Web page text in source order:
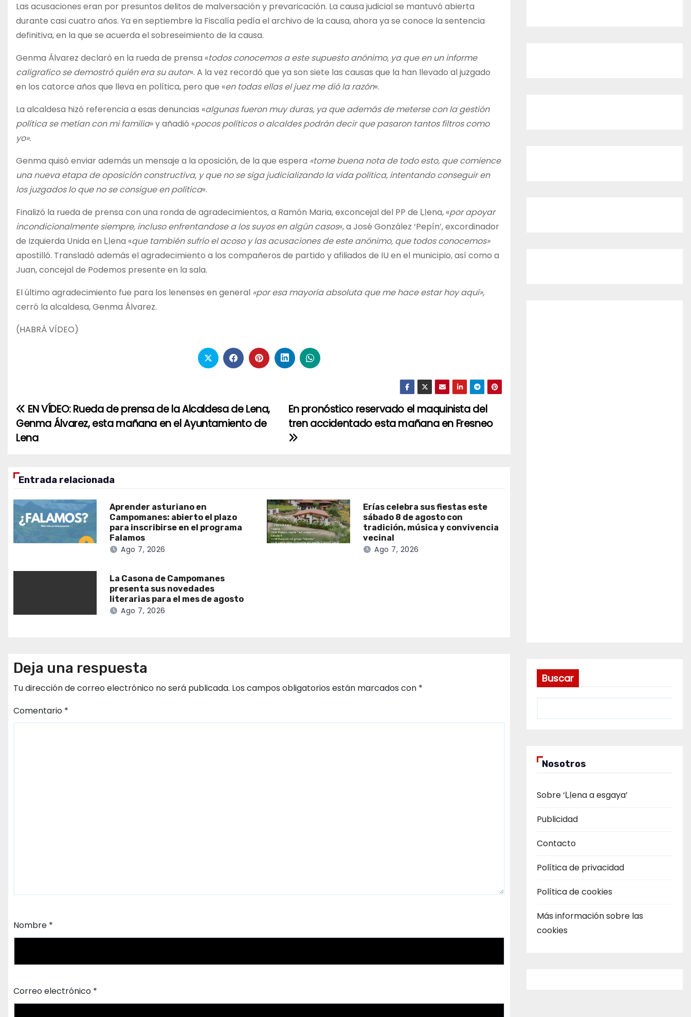
Las acusaciones eran por presuntos delitos de malversación y prevaricación. La causa judicial se mantuvó abierta
durante casi cuatro años. Ya en septiembre la Fiscalía pedía el archivo de la causa, ahora ya se conoce la sentencia
definitiva, en la que se acuerda el sobreseimiento de la causa.
Genma Álvarez declaró en la rueda de prensa «todos conocemos a este supuesto anónimo, ya que en un informe
caligrafico se demostró quién era su autor«. A la vez recordó que ya son siete las causas que la han llevado al juzgado
en los catorce años que lleva en política, pero que «en todas ellas el juez me dió la razón«.
La alcaldesa hizó referencia a esas denuncias «algunas fueron muy duras, ya que además de meterse con la gestión
política se metían con mi familia» y añadió «pocos políticos o alcaldes podrán decir que pasaron tantos filtros como
yo».
Genma quisó enviar además un mensaje a la oposición, de la que espera «tome buena nota de todo esto, que comience
una nueva etapa de oposición constructiva, y que no se siga judicializando la vida política, intentando conseguir en
los juzgados lo que no se consigue en política«.
Finalizó la rueda de prensa con una ronda de agradecimientos, a Ramón Maria, exconcejal del PP de Ḷḷena, «por apoyar
incondicionalmente siempre, incluso enfrentandose a los suyos en algún casos«, a José González ‘Pepín’, excordinador
de Izquierda Unida en Ḷḷena «que también sufrío el acoso y las acusaciones de este anónimo, que todos conocemos»
apostilló. Transladó además el agradecimiento a los compañeros de partido y afiliados de IU en el municipio, así como a
Juan, concejal de Podemos presente en la sala.
El último agradecimiento fue para los lenenses en general «por esa mayoría absoluta que me hace estar hoy aquí»,
cerró la alcaldesa, Genma Álvarez.
(HABRÁ VÍDEO)
Navegación
de
En pronóstico reservado el maquinista del
tren accidentado esta mañana en Fresneo
EN VÍDEO: Rueda de prensa de la Alcaldesa de Lena,
Genma Álvarez, esta mañana en el Ayuntamiento de
Lena
Entrada relacionada
Aprender asturiano en
Campomanes: abierto el plazo
para inscribirse en el programa
Falamos
Ago 7, 2026
Erías celebra sus fiestas este
sábado 8 de agosto con
tradición, música y convivencia
vecinal
Ago 7, 2026
La Casona de Campomanes
presenta sus novedades
literarias para el mes de agosto
Ago 7, 2026
Deja una respuesta
Tu dirección de correo electrónico no será publicada. Los campos obligatorios están marcados con *
Comentario *
Nombre *
Correo electrónico *
Buscar
Nosotros
Sobre ‘Ḷḷena a esgaya’
Publicidad
Contacto
Política de privacidad
Política de cookies
Más información sobre las
cookies